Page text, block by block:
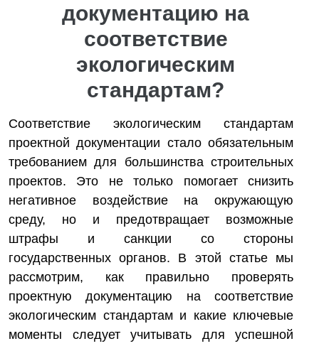
документацию на
соответствие
экологическим
стандартам?
Соответствие экологическим стандартам
проектной документации стало обязательным
требованием для большинства строительных
проектов. Это не только помогает снизить
негативное воздействие на окружающую
среду, но и предотвращает возможные
штрафы и санкции со стороны
государственных органов. В этой статье мы
рассмотрим, как правильно проверять
проектную документацию на соответствие
экологическим стандартам и какие ключевые
моменты следует учитывать для успешной